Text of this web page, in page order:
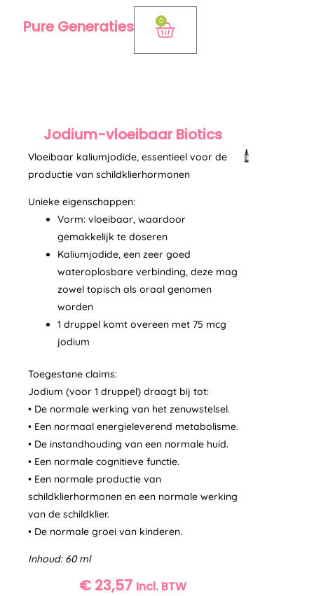
Pure Generaties 0
Winkelwagen
Jodium-vloeibaar Biotics
Vloeibaar kaliumjodide, essentieel voor de
productie van schildklierhormonen
Unieke eigenschappen:
Vorm: vloeibaar, waardoor
gemakkelijk te doseren
Kaliumjodide, een zeer goed
wateroplosbare verbinding, deze mag
zowel topisch als oraal genomen
worden
1 druppel komt overeen met 75 mcg
jodium
Toegestane claims:
Jodium (voor 1 druppel) draagt bij tot:
• De normale werking van het zenuwstelsel.
• Een normaal energieleverend metabolisme.
• De instandhouding van een normale huid.
• Een normale cognitieve functie.
• Een normale productie van
schildklierhormonen en een normale werking
van de schildklier.
• De normale groei van kinderen.
Inhoud: 60 ml
€23,57 Incl. BTW